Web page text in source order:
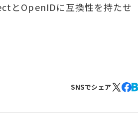
とOpenIDに互換性を持たせ
SNSでシェア